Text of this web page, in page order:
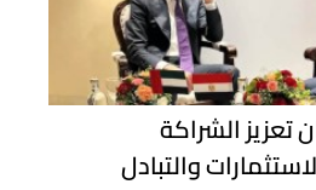
تعزيز الشراكة
والتبادل